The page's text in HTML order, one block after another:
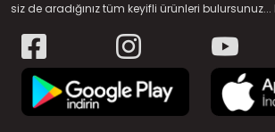
siz de aradığınız tüm keyifli ürünleri bulursunuz...